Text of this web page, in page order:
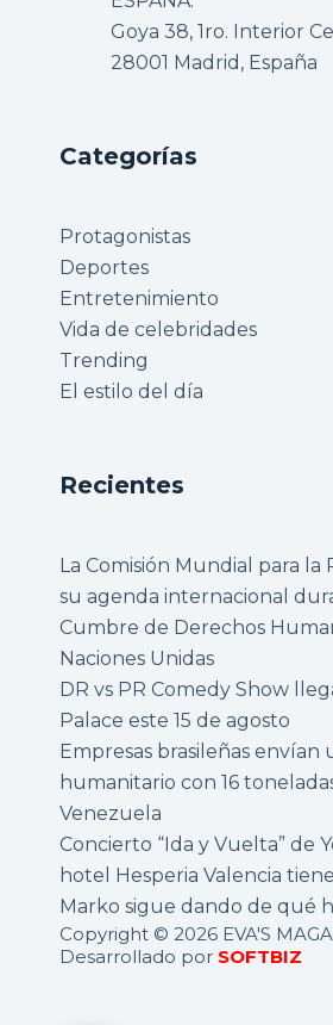
Goya 38, 1ro. Interior
28001 Madrid, España
Categorías
Protagonistas
Deportes
Entretenimiento
Vida de celebridades
Trending
El estilo del día
Recientes
La Comisión Mundial para la
su agenda internacional
Cumbre de Derechos
Naciones Unidas
DR vs PR Comedy Show
Palace este 15 de agosto
Empresas brasileñas envían
humanitario con 16
Venezuela
Concierto “Ida y Vuelta” de
hotel Hesperia Valencia
Marko sigue dando de qué
Copyright © 2026 EVA'S
Desarrollado por SOFTBIZ